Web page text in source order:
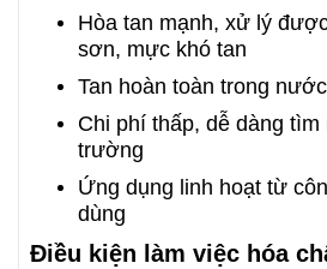
Hòa tan mạnh, xử lý
sơn, mực khó tan
Tan hoàn toàn trong
Chi phí thấp, dễ dàng tìm
trường
Ứng dụng linh hoạt từ
dùng
Điều kiện làm việc hóa